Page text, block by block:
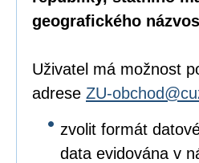
geografického
Uživatel má možnost
adrese ZU-
zvolit formát
data evidována v